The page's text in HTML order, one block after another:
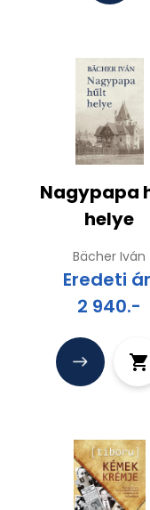
Nagypapa
helye
Bächer Iván
Eredeti
2 940.-